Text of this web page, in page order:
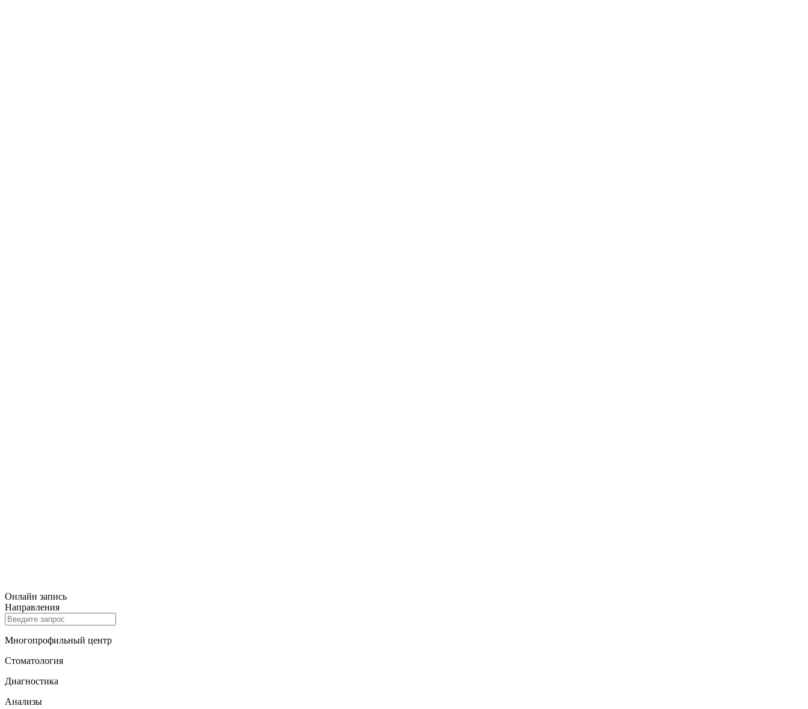
Онлайн запись
Направления
Многопрофильный центр
Стоматология
Диагностика
Анализы